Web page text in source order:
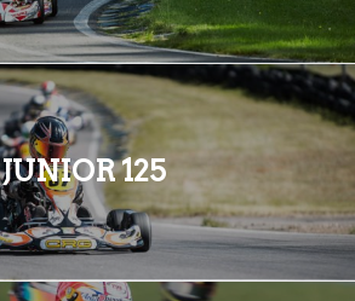
JUNIOR 125